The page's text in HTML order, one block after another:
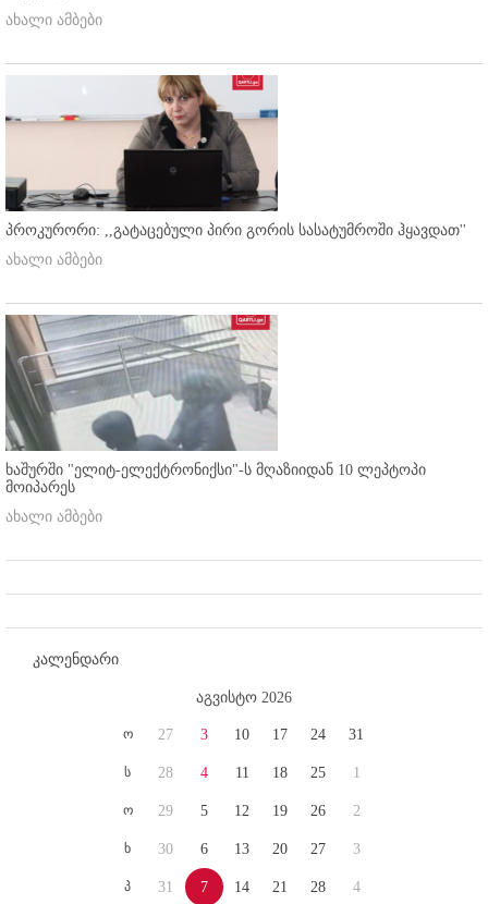
ახალი ამბები
პროკურორი: ,,გატაცებული პირი გორის სასატუმროში ჰყავდათ''
ახალი ამბები
ხაშურში "ელიტ-ელექტრონიქსი"-ს მღაზიიდან 10 ლეპტოპი
მოიპარეს
ახალი ამბები
კალენდარი
აგვისტო 2026
ო
ს
ო
ხ
პ
27
28
29
30
31
3
4
5
6
7
10
11
12
13
14
17
18
19
20
21
24
25
26
27
28
31
1
2
3
4